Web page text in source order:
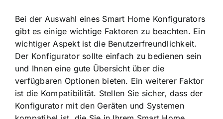
Bei der Auswahl eines Smart Home Konfigurators
gibt es einige wichtige Faktoren zu beachten. Ein
wichtiger Aspekt ist die Benutzerfreundlichkeit.
Der Konfigurator sollte einfach zu bedienen sein
und Ihnen eine gute Übersicht über die
verfügbaren Optionen bieten. Ein weiterer Faktor
ist die Kompatibilität. Stellen Sie sicher, dass der
Konfigurator mit den Geräten und Systemen